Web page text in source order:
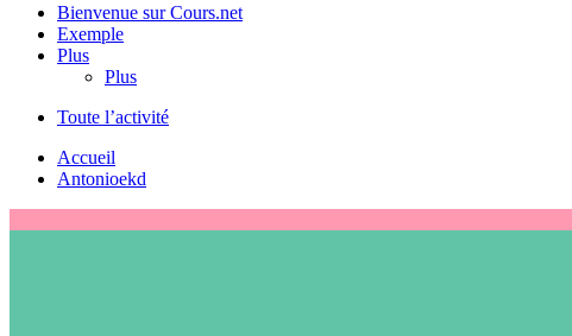
Bienvenue sur Cours.net
Exemple
Plus
Plus
Toute l’activité
Accueil
Antonioekd